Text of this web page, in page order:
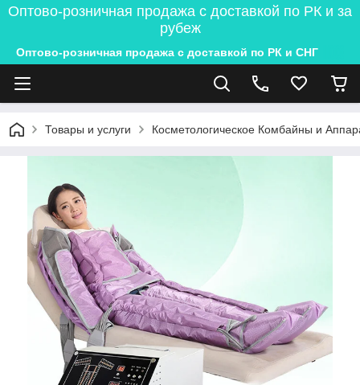
Оптово-розничная продажа с доставкой по РК и за
рубеж
Оптово-розничная продажа с доставкой по РК и СНГ
Товары и услуги Косметологическое Комбайны и